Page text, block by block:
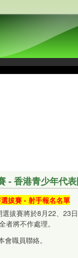
- 香港青少年代
選拔賽 - 射手報名名單
拔賽將於8月22、23
者將不作處理。
職員聯絡。